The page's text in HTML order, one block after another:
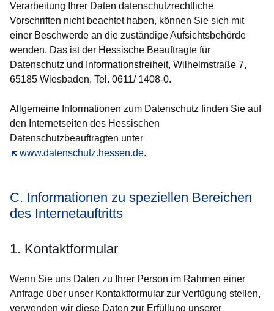
Verarbeitung Ihrer Daten datenschutzrechtliche
Vorschriften nicht beachtet haben, können Sie sich mit
einer Beschwerde an die zuständige Aufsichtsbehörde
wenden. Das ist der Hessische Beauftragte für
Datenschutz und Informationsfreiheit, Wilhelmstraße 7,
65185 Wiesbaden, Tel. 0611/ 1408-0.
Allgemeine Informationen zum Datenschutz finden Sie auf
den Internetseiten des Hessischen
Datenschutzbeauftragten unter
www.datenschutz.hessen.de
Öffnet sich in einem neuen Fenster
.
C. Informationen zu speziellen Bereichen
des Internetauftritts
1. Kontaktformular
Wenn Sie uns Daten zu Ihrer Person im Rahmen einer
Anfrage über unser Kontaktformular zur Verfügung stellen,
verwenden wir diese Daten zur Erfüllung unserer